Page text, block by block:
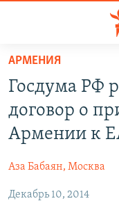
Перейти
основному
содержанию
Перейти
основной
Перейти
НОВОСТИ
ПОЛИТИКА
ЭКОНОМИКА
РЕГИОН
АРМЕНИЯ
Госдума РФ
договор о
Армении к
Аза Бабаян, Москва
Декабрь 10, 2014